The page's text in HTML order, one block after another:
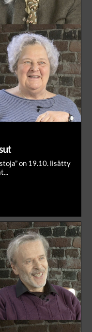
on 19.10. lisätty